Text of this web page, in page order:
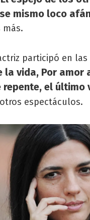
mismo loco
más.
participó en las
la vida, Por amor
repente, el último
espectáculos.